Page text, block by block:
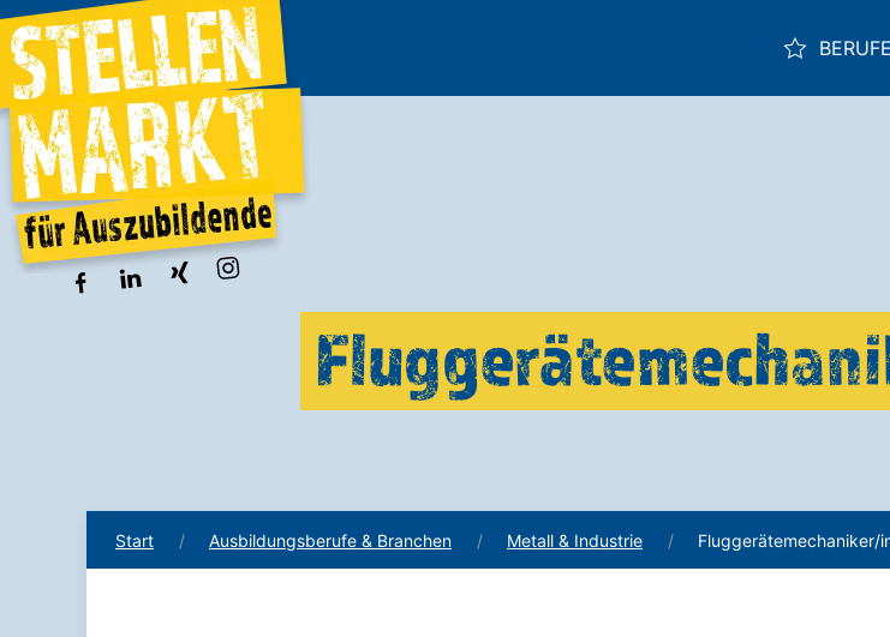
BERUFE
Start Ausbildungsberufe & Branchen Metall & Industrie Fluggerätemechaniker/